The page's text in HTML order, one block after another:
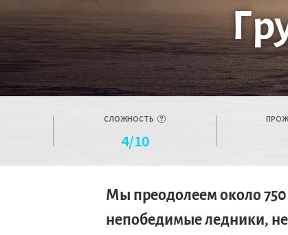
СЛОЖНОСТЬ
4/10
Мы преодолеем около
непобедимые ледники,